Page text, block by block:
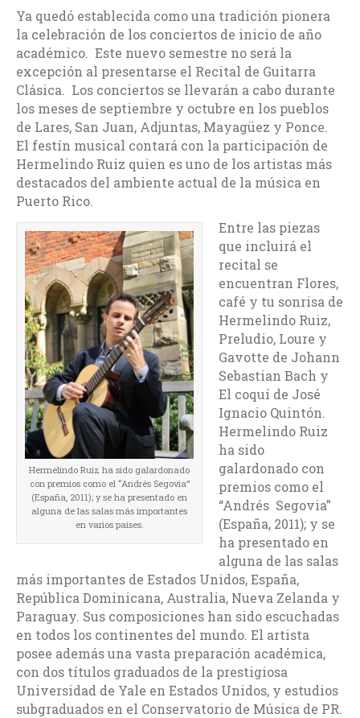
Ya quedó establecida como una tradición pionera
la celebración de los conciertos de inicio de año
académico. Este nuevo semestre no será la
excepción al presentarse el Recital de Guitarra
Clásica. Los conciertos se llevarán a cabo durante
los meses de septiembre y octubre en los pueblos
de Lares, San Juan, Adjuntas, Mayagüez y Ponce.
El festín musical contará con la participación de
Hermelindo Ruiz quien es uno de los artistas más
destacados del ambiente actual de la música en
Puerto Rico.
Hermelindo Ruiz ha sido galardonado
con premios como el “Andrés Segovia”
(España, 2011); y se ha presentado en
alguna de las salas más importantes
en varios países.
Entre las piezas
que incluirá el
recital se
encuentran Flores,
café y tu sonrisa de
Hermelindo Ruiz,
Preludio, Loure y
Gavotte de Johann
Sebastian Bach y
El coquí de José
Ignacio Quintón.
Hermelindo Ruiz
ha sido
galardonado con
premios como el
“Andrés Segovia”
(España, 2011); y se
ha presentado en
alguna de las salas
más importantes de Estados Unidos, España,
República Dominicana, Australia, Nueva Zelanda y
Paraguay. Sus composiciones han sido escuchadas
en todos los continentes del mundo. El artista
posee además una vasta preparación académica,
con dos títulos graduados de la prestigiosa
Universidad de Yale en Estados Unidos, y estudios
subgraduados en el Conservatorio de Música de PR.